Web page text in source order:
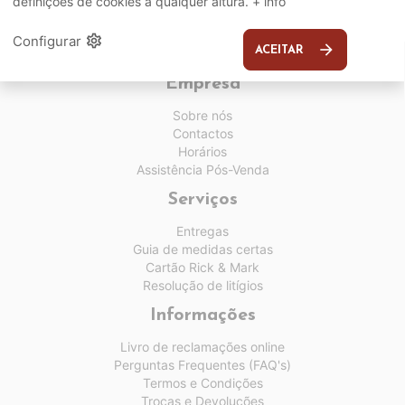
Empresa
Sobre nós
Contactos
Horários
Assistência Pós-Venda
Serviços
Entregas
Guia de medidas certas
Cartão Rick & Mark
Resolução de litígios
Informações
Livro de reclamações online
Perguntas Frequentes (FAQ's)
Termos e Condições
Trocas e Devoluções
Configurar settings ACEITAR arrow_forward